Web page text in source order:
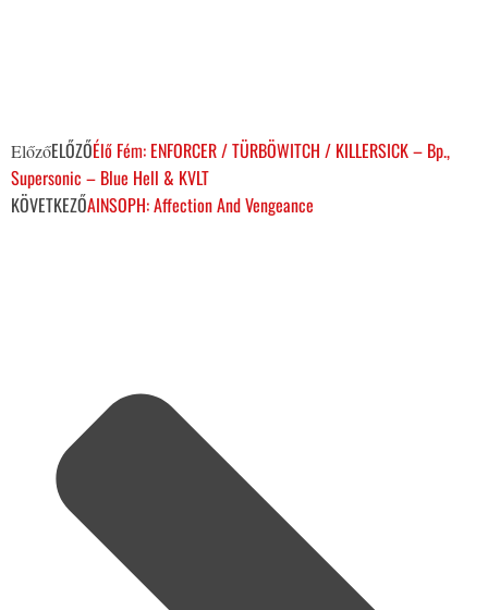
ElőzőELŐZŐÉlő Fém: ENFORCER / TÜRBÖWITCH / KILLERSICK – Bp.,
Supersonic – Blue Hell & KVLT
KÖVETKEZŐAINSOPH: Affection And Vengeance